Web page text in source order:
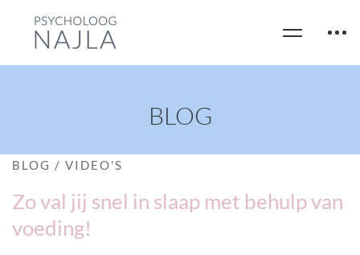
BLOG
BLOG / VIDEO'S
Zo val jij snel in slaap met behulp van
voeding!